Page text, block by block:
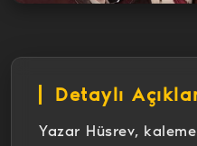
Detaylı
Yazar Hüsrev,